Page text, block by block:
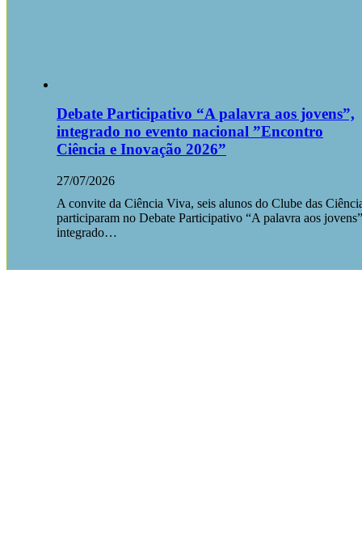
Debate Participativo “A palavra aos jovens”,
integrado no evento nacional ”Encontro
Ciência e Inovação 2026”
27/07/2026
A convite da Ciência Viva, seis alunos do Clube das
participaram no Debate Participativo “A palavra aos
integrado…